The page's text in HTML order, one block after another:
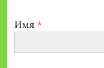
Имя *